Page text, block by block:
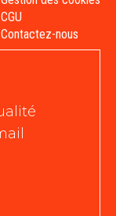
CGU
Contactez-nous